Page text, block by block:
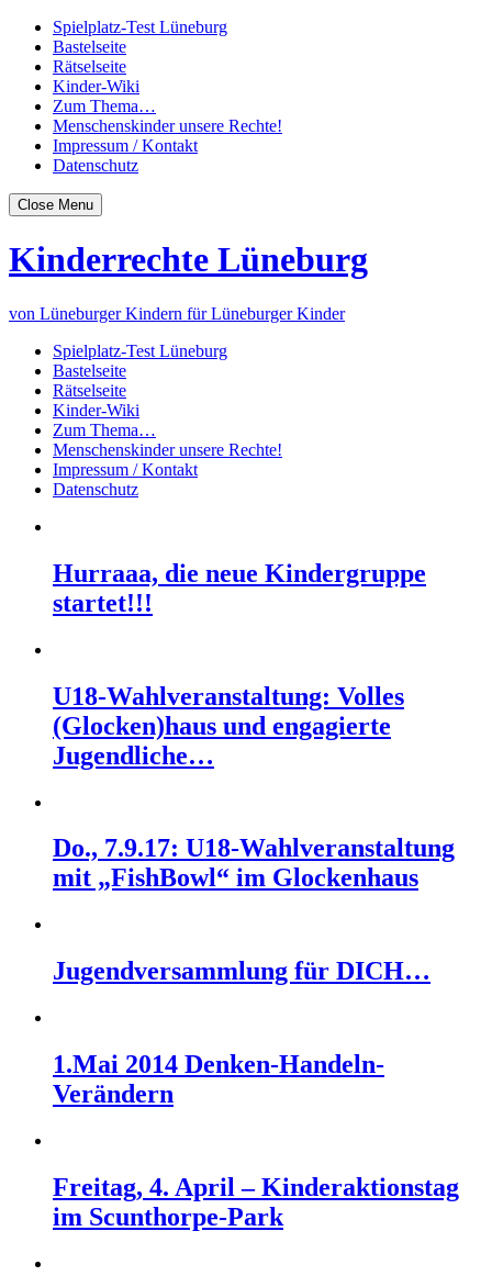
Spielplatz-Test Lüneburg
Bastelseite
Rätselseite
Kinder-Wiki
Zum Thema…
Menschenskinder unsere Rechte!
Impressum / Kontakt
Datenschutz
Close Menu
Kinderrechte Lüneburg
von Lüneburger Kindern für Lüneburger Kinder
Spielplatz-Test Lüneburg
Bastelseite
Rätselseite
Kinder-Wiki
Zum Thema…
Menschenskinder unsere Rechte!
Impressum / Kontakt
Datenschutz
Hurraaa, die neue Kindergruppe
startet!!!
U18-Wahlveranstaltung: Volles
(Glocken)haus und engagierte
Jugendliche…
Do., 7.9.17: U18-Wahlveranstaltung
mit „FishBowl“ im Glockenhaus
Jugendversammlung für DICH…
1.Mai 2014 Denken-Handeln-
Verändern
Freitag, 4. April – Kinderaktionstag
im Scunthorpe-Park